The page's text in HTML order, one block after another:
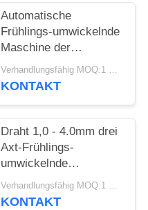
Automatische
Frühlings-umwickelnde
Maschine der
Drehungs-380V mit
Servosystem 2.7KW
Verhandlungsfähig MOQ:1 Satz
KONTAKT
Draht 1,0 - 4.0mm drei
Axt-Frühlings-
umwickelnde
Maschinen-Feld-
Installation
Verhandlungsfähig MOQ:1 Satz
KONTAKT